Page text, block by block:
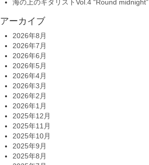
海の上のギタリストVol.4 “Round midnight”
アーカイブ
2026年8月
2026年7月
2026年6月
2026年5月
2026年4月
2026年3月
2026年2月
2026年1月
2025年12月
2025年11月
2025年10月
2025年9月
2025年8月